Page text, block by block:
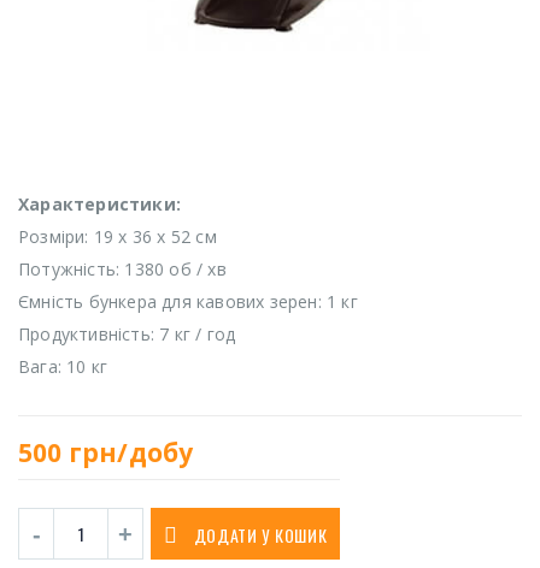
Характеристики:
Розміри: 19 x 36 x 52 см
Потужність: 1380 об / хв
Ємність бункера для кавових зерен: 1 кг
Продуктивність: 7 кг / год
Вага: 10 кг
500 грн/добу
ДОДАТИ У КОШИК